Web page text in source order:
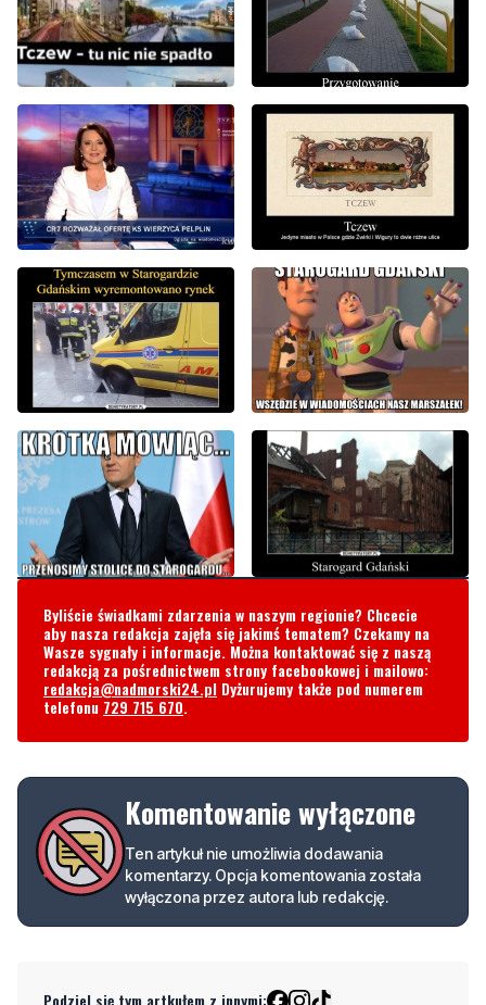
Byliście świadkami zdarzenia w naszym regionie? Chcecie
aby nasza redakcja zajęła się jakimś tematem? Czekamy na
Wasze sygnały i informacje. Można kontaktować się z naszą
redakcją za pośrednictwem strony facebookowej i mailowo:
redakcja@nadmorski24.pl Dyżurujemy także pod numerem
telefonu 729 715 670.
Komentowanie wyłączone
Ten artykuł nie umożliwia dodawania
komentarzy. Opcja komentowania została
wyłączona przez autora lub redakcję.
Podziel się tym artkułem z innymi: